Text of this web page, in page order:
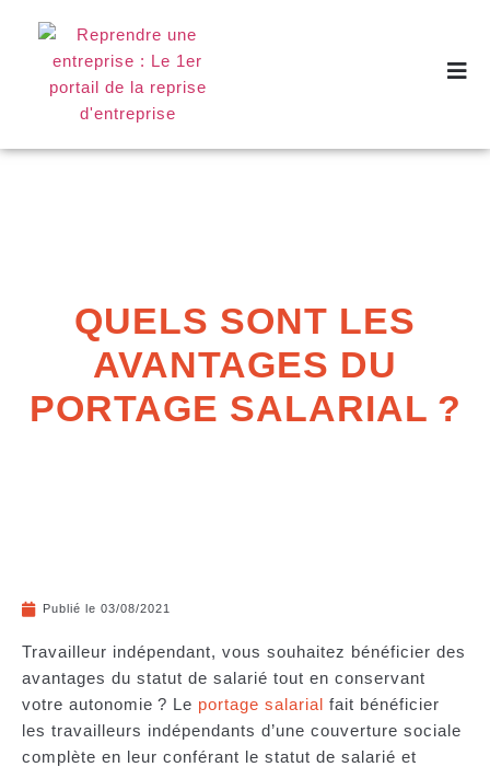
QUELS SONT LES
AVANTAGES DU
PORTAGE SALARIAL ?
Publié le 03/08/2021
Travailleur indépendant, vous souhaitez bénéficier des
avantages du statut de salarié tout en conservant
votre autonomie ? Le portage salarial fait bénéficier
les travailleurs indépendants d’une couverture sociale
complète en leur conférant le statut de salarié et